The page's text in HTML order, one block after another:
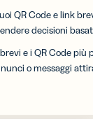
QR Code e link
decisioni
e i QR Code
o messaggi